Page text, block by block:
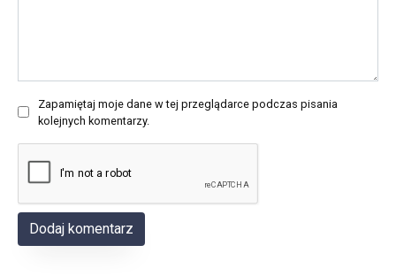
Zapamiętaj moje dane w tej przeglądarce podczas pisania
kolejnych komentarzy.